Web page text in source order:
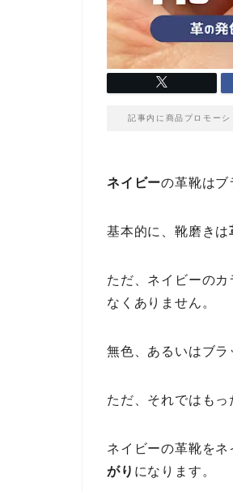
記事内に商品プロモー
ネイビーの革靴はブ
基本的に、靴磨きは
ただ、ネイビーの
なくありません。
無色、あるいはブラ
ただ、それではもっ
ネイビーの革靴を
がり になります。